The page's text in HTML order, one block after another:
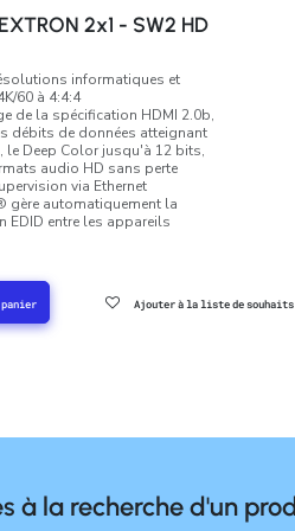
2x1 - SW2 HD
informatiques et
60 à 4:4:4
de la spécification HDMI 2.0b,
débits de données atteignant
le Deep Color jusqu'à 12 bits,
audio HD sans perte
via Ethernet
gère automatiquement la
EDID entre les appareils
panier Ajouter à la liste de souhaits
à la recherche d'un